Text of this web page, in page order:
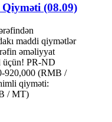
(08.09)
maddi qiymətlər
əməliyyat
üçün! PR-ND
920,000 (RMB /
qiyməti:
/ MT)